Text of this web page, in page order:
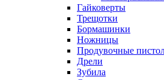
Гайковерты
Трещотки
Бормашинки
Ножницы
Продувочные
Дрели
Зубила